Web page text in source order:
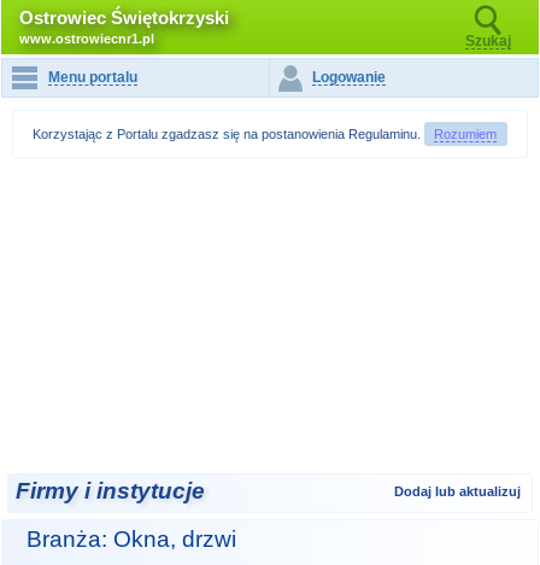
Ostrowiec Świętokrzyski
www.ostrowiecnr1.pl Szukaj
Menu portalu Logowanie
Korzystając z Portalu zgadzasz się na postanowienia Regulaminu Rozumiem
Firmy i instytucje Dodaj lub aktualizuj
Branża: Okna, drzwi